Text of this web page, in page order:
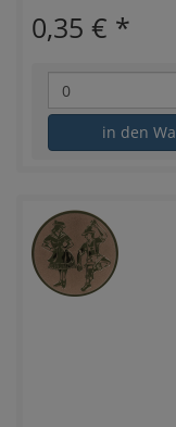
0,35 € *
in den